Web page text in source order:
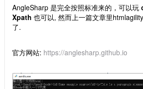
AngleSharp 是完全按照标准来的，可以玩
Xpath 也可以, 然而上一篇文章里
了.
官方网站: https://anglesharp.github.io